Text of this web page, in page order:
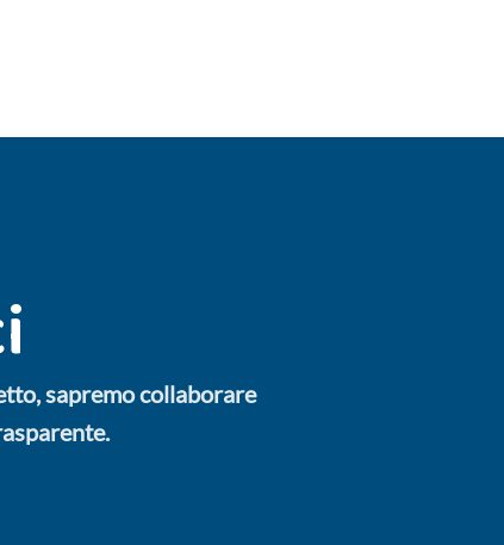
sapremo collaborare